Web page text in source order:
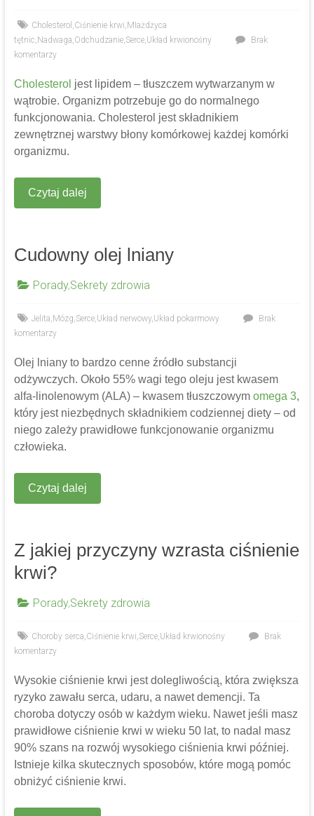
Cholesterol ,Ciśnienie krwi, MIażdżyca
tętnic, Nadwaga,Odchudzanie,Serce,Układ krwionośny
Brak
komentarzy
Cholesterol jest lipidem – tłuszczem wytwarzanym w
wątrobie. Organizm potrzebuje go do normalnego
funkcjonowania. Cholesterol jest składnikiem
zewnętrznej warstwy błony komórkowej każdej komórki
organizmu.
Czytaj dalej
Cudowny olej lniany
Porady,Sekrety zdrowia
Jelita, Mózg,Serce,Układ nerwowy,Układ pokarmowy
Brak
komentarzy
Olej lniany to bardzo cenne źródło substancji
odżywczych. Około 55% wagi tego oleju jest kwasem
alfa-linolenowym (ALA) – kwasem tłuszczowym omega 3,
który jest niezbędnych składnikiem codziennej diety – od
niego zależy prawidłowe funkcjonowanie organizmu
człowieka.
Czytaj dalej
Z jakiej przyczyny wzrasta ciśnienie
krwi?
Porady,Sekrety zdrowia
Choroby serca,Ciśnienie krwi,Serce,Układ krwionośny
Brak
komentarzy
Wysokie ciśnienie krwi jest dolegliwością, która zwiększa
ryzyko zawału serca, udaru, a nawet demencji. Ta
choroba dotyczy osób w każdym wieku. Nawet jeśli masz
prawidłowe ciśnienie krwi w wieku 50 lat, to nadal masz
90% szans na rozwój wysokiego ciśnienia krwi później.
Istnieje kilka skutecznych sposobów, które mogą pomóc
obniżyć ciśnienie krwi.